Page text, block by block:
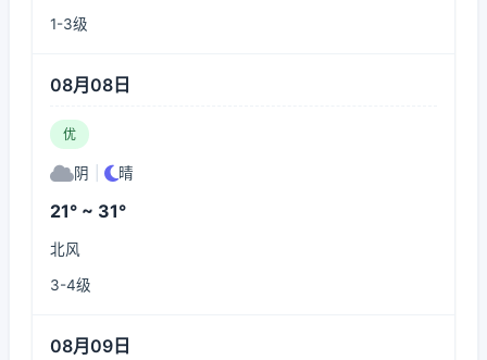
1-3级
08月08日
优
阴 晴
21° ~ 31°
北风
3-4级
08月09日